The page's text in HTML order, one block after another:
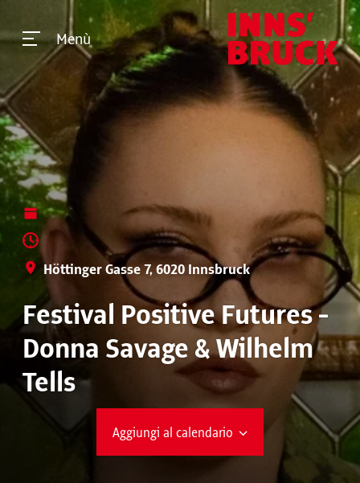
Menù
Höttinger Gasse 7, 6020 Innsbruck
Festival Positive Futures -
Donna Savage & Wilhelm
Tells
Aggiungi al calendario